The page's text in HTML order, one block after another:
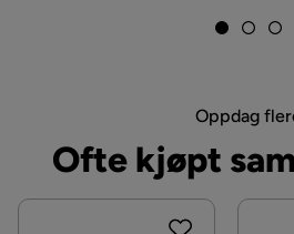
Martindale
Oppdag
Ofte kjøpt